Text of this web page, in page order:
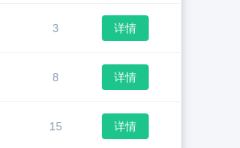
3 详情
8 详情
15 详情